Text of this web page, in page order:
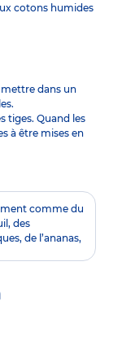
cotons humides
dans un
tiges. Quand les
à être mises en
comme du
des
de l’ananas,